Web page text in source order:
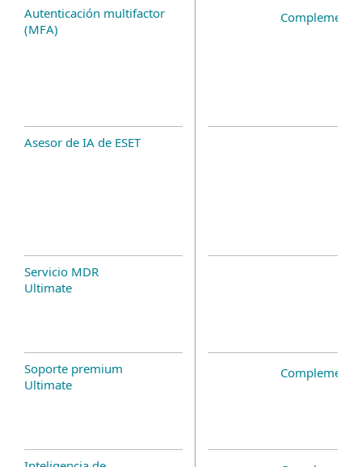
Autenticación multifactor
(MFA)
Asesor de IA de ESET
Servicio MDR
Ultimate
Soporte premium
Ultimate